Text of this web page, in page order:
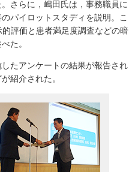
さらに，嶋田氏は，事務職員に
パイロットスタディを説明。こ
評価と患者満足度調査などの暗
た。
たアンケートの結果が報告され
紹介された。